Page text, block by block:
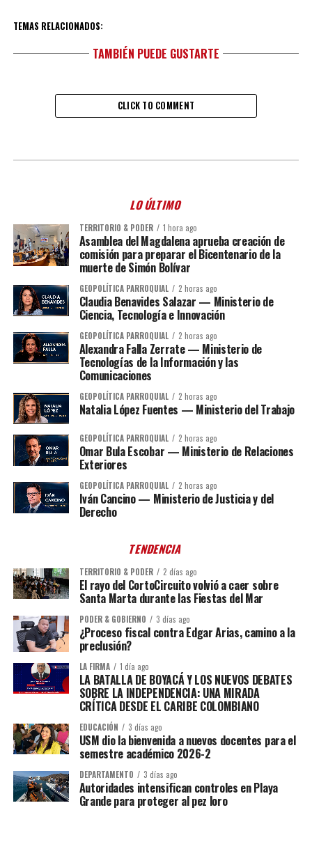
TEMAS RELACIONADOS:
TAMBIÉN PUEDE GUSTARTE
CLICK TO COMMENT
LO ÚLTIMO
TERRITORIO & PODER 1 hora ago
Asamblea del Magdalena aprueba creación de
comisión para preparar el Bicentenario de la
muerte de Simón Bolívar
GEOPOLÍTICA PARROQUIAL 2 horas ago
Claudia Benavides Salazar — Ministerio de
Ciencia, Tecnología e Innovación
GEOPOLÍTICA PARROQUIAL 2 horas ago
Alexandra Falla Zerrate — Ministerio de
Tecnologías de la Información y las
Comunicaciones
GEOPOLÍTICA PARROQUIAL 2 horas ago
Natalia López Fuentes — Ministerio del Trabajo
GEOPOLÍTICA PARROQUIAL 2 horas ago
Omar Bula Escobar — Ministerio de Relaciones
Exteriores
GEOPOLÍTICA PARROQUIAL 2 horas ago
Iván Cancino — Ministerio de Justicia y del
Derecho
TENDENCIA
TERRITORIO & PODER 2 días ago
El rayo del CortoCircuito volvió a caer sobre
Santa Marta durante las Fiestas del Mar
PODER & GOBIERNO 3 días ago
¿Proceso fiscal contra Edgar Arias, camino a la
preclusión?
LA FIRMA 1 día ago
LA BATALLA DE BOYACÁ Y LOS NUEVOS DEBATES
SOBRE LA INDEPENDENCIA: UNA MIRADA
CRÍTICA DESDE EL CARIBE COLOMBIANO
EDUCACIÓN 3 días ago
USM dio la bienvenida a nuevos docentes para el
semestre académico 2026-2
DEPARTAMENTO 3 días ago
Autoridades intensifican controles en Playa
Grande para proteger al pez loro